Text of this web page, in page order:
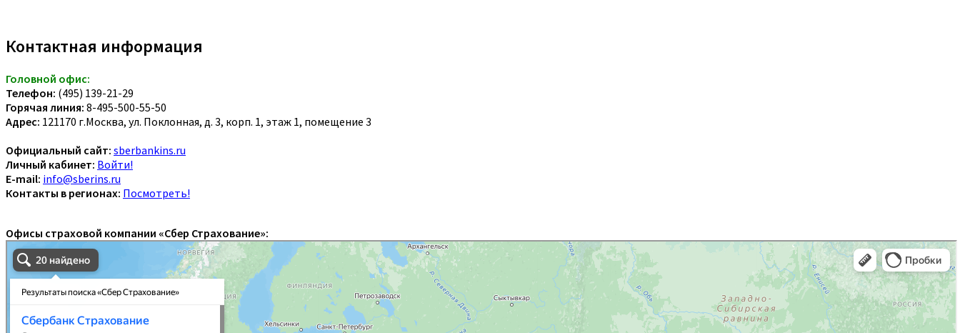
Контактная информация
Головной офис:
Телефон: (495) 139-21-29
Горячая линия: 8-495-500-55-50
Адрес: 121170 г.Москва, ул. Поклонная, д. 3, корп. 1, этаж 1, помещение 3
Официальный сайт: sberbankins.ru
Личный кабинет: Войти!
E-mail: info@sberins.ru
Контакты в регионах: Посмотреть!
Офисы страховой компании «Сбер Страхование»: